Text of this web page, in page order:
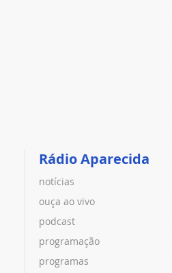
Rádio Aparecida
notícias
ouça ao vivo
podcast
programação
programas